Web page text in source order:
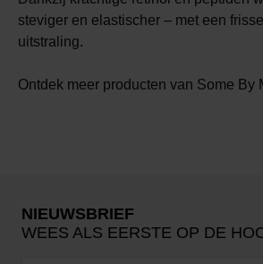
steviger en elastischer – met een
uitstraling.
Ontdek meer producten van Some By
NIEUWSBRIEF
WEES ALS EERSTE OP DE